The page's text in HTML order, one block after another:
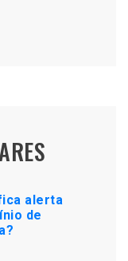
alerta
de